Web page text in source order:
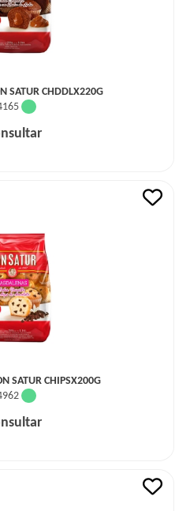
SATUR CHDDLX220G
SATUR CHIPSX200G